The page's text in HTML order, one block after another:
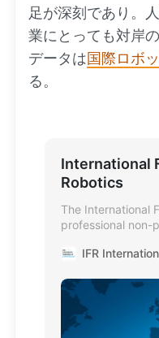
足が深刻であり。
業にとっても対岸
データは国際ロボ
る。
International
Robotics
The International
professional non-
industry
IFR